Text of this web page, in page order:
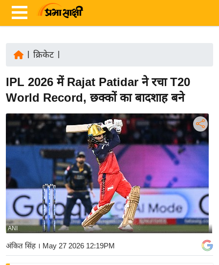
ज़ा
ख
र
रा
अं
त
र्रा
ष्ट्री
य
बि
ज़
क्रिकेट|
IPL 2026 में Rajat Patidar ने रचा T20
World Record, छक्कों का बादशाह बने
ANI
अंकित सिंह। May 27 2026 12:19PM